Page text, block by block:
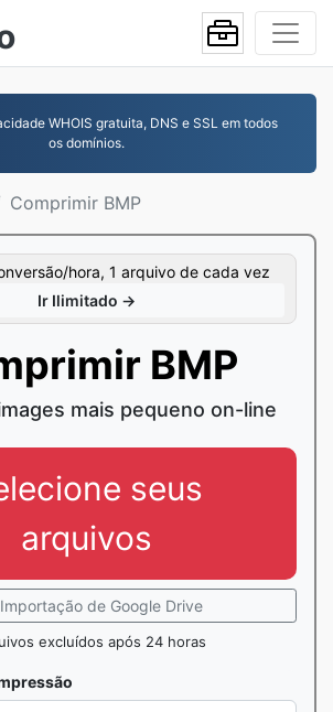
WHOIS gratuita, DNS e SSL em todos
os domínios.
Comprimir BMP
hora, 1 arquivo de cada vez
Ir Ilimitado →
BMP
mais pequeno on-line
seus
arquivos
Importação de Google Drive
excluídos após 24 horas